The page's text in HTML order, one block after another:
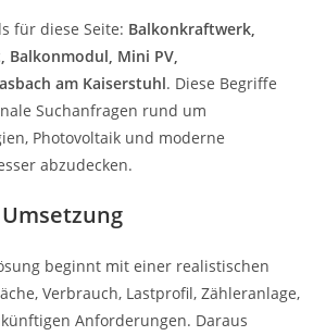
für diese Seite: Balkonkraftwerk,
Balkonmodul, Mini PV,
am Kaiserstuhl. Diese Begriffe
Suchanfragen rund um
Photovoltaik und moderne
abzudecken.
beginnt mit einer realistischen
Verbrauch, Lastprofil, Zähleranlage,
Anforderungen. Daraus